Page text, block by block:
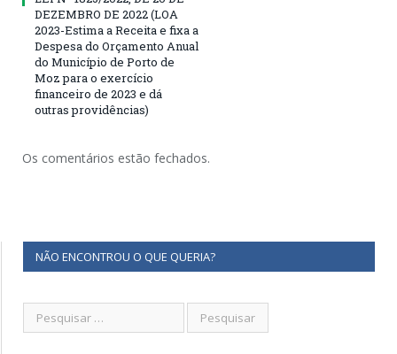
DEZEMBRO DE 2022 (LOA
2023-Estima a Receita e fixa a
Despesa do Orçamento Anual
do Município de Porto de
Moz para o exercício
financeiro de 2023 e dá
outras providências)
Os comentários estão fechados.
NÃO ENCONTROU O QUE QUERIA?